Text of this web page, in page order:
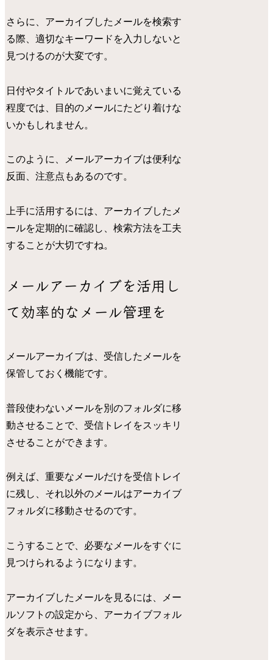
さらに、アーカイブしたメールを検索す
る際、適切なキーワードを入力しないと
見つけるのが大変です。
日付やタイトルであいまいに覚えている
程度では、目的のメールにたどり着けな
いかもしれません。
このように、メールアーカイブは便利な
反面、注意点もあるのです。
上手に活用するには、アーカイブしたメ
ールを定期的に確認し、検索方法を工夫
することが大切ですね。
メールアーカイブを活用し
て効率的なメール管理を
メールアーカイブは、受信したメールを
保管しておく機能です。
普段使わないメールを別のフォルダに移
動させることで、受信トレイをスッキリ
させることができます。
例えば、重要なメールだけを受信トレイ
に残し、それ以外のメールはアーカイブ
フォルダに移動させるのです。
こうすることで、必要なメールをすぐに
見つけられるようになります。
アーカイブしたメールを見るには、メー
ルソフトの設定から、アーカイブフォル
ダを表示させます。